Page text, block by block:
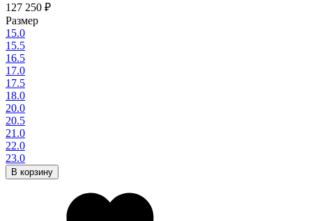
127 250 ₽
Размер
15.0
15.5
16.5
17.0
17.5
18.0
20.0
20.5
21.0
22.0
23.0
В корзину